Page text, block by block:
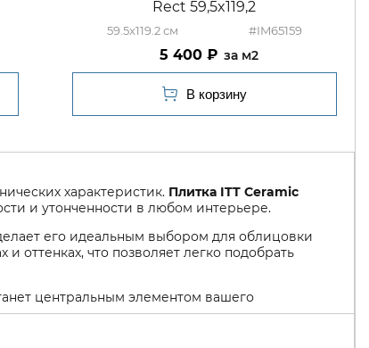
Rect 59,5x119,2
59.5x119.2 #IM65159
5 400 м2
характеристик. Плитка ITT Ceramic
и утонченности в любом интерьере.
его идеальным выбором для облицовки
оттенках, что позволяет легко подобрать
центральным элементом вашего